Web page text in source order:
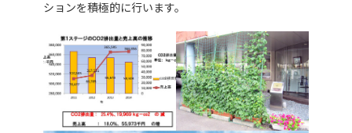
ションを積極的に行います。